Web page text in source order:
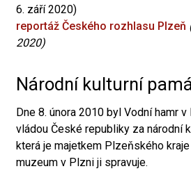
6. září 2020)
reportáž Českého rozhlasu Plzeň
2020)
Národní kulturní
Dne 8. února 2010 byl Vodní hamr
vládou České republiky za národní
která je majetkem Plzeňského
muzeum v Plzni ji spravuje.